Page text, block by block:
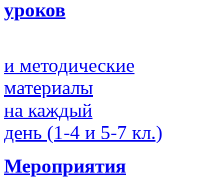
уроков
и методические
материалы
на каждый
день (1-4 и 5-7 кл.)
Мероприятия